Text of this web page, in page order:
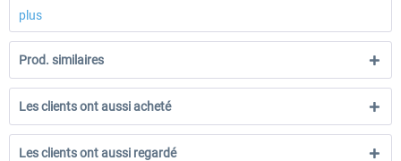
plus
Prod. similaires
Les clients ont aussi acheté
Les clients ont aussi regardé